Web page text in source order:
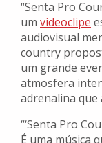
“Senta Pro
um videoclipe
audiovisual
country
um grande
atmosfera
adrenalina que
“‘Senta Pro
É uma música